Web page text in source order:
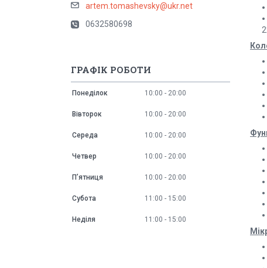
artem.tomashevsky@ukr.net
0632580698
ГРАФІК РОБОТИ
Понеділок 10:00 20:00
Вівторок 10:00 20:00
Середа 10:00 20:00
Четвер 10:00 20:00
Пʼятниця 10:00 20:00
Субота 11:00 15:00
Неділя 11:00 15:00